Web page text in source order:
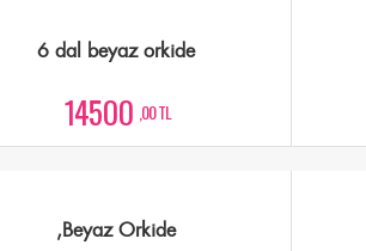
6 dal beyaz orkide
14500 ,00 TL
,Beyaz Orkide